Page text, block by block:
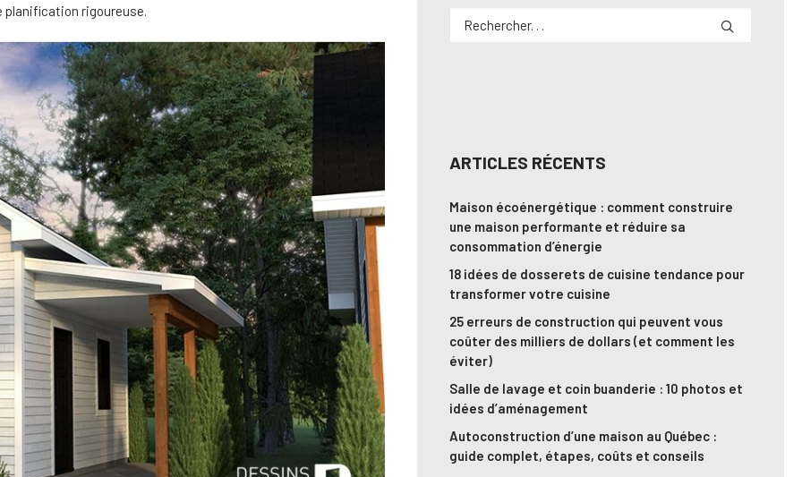
planification rigoureuse.
ARTICLES RÉCENTS
Maison écoénergétique : comment construire
une maison performante et réduire sa
consommation d’énergie
18 idées de dosserets de cuisine tendance pour
transformer votre cuisine
25 erreurs de construction qui peuvent vous
coûter des milliers de dollars (et comment les
éviter)
Salle de lavage et coin buanderie : 10 photos et
idées d’aménagement
Autoconstruction d’une maison au Québec :
guide complet, étapes, coûts et conseils